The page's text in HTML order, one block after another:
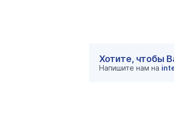
Хотите, чтобы
Напишите нам на